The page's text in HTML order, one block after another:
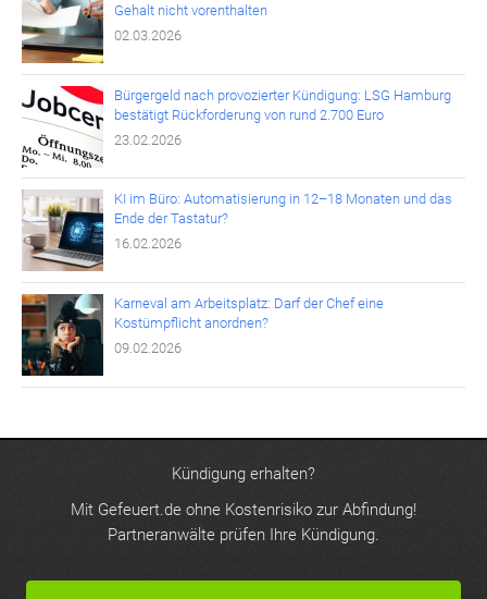
Gehalt nicht vorenthalten
02.03.2026
Bürgergeld nach provozierter Kündigung: LSG Hamburg
bestätigt Rückforderung von rund 2.700 Euro
23.02.2026
KI im Büro: Automatisierung in 12–18 Monaten und das
Ende der Tastatur?
16.02.2026
Karneval am Arbeitsplatz: Darf der Chef eine
Kostümpflicht anordnen?
09.02.2026
Kündigung erhalten?
Mit Gefeuert.de ohne Kostenrisiko zur Abfindung!
Partneranwälte prüfen Ihre Kündigung.